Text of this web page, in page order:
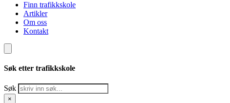
Finn trafikkskole
Artikler
Om oss
Kontakt
Søk etter trafikkskole
Søk
×